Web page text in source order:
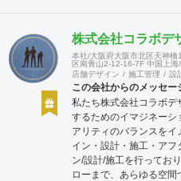
株式会社コラボデ
本社/大阪府大阪市北区天神
区南青山2-12-16-7F 中国上
店舗デザイン
施工管理 設
この会社からのメッセー
私たち株式会社コラボデ
するためのイマジネーシ
アリティのバランスを
イン・設計・施工・アフ
ン/設計/施工を行ってお
ローまで、あらゆる空